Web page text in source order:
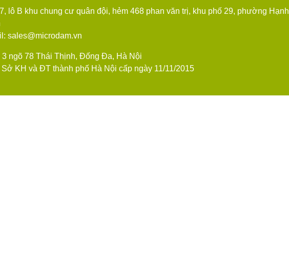
lô B khu chung cư quân đội, hẻm 468 phan văn trị, khu phố 29, phường Hạnh
sales@microdam.vn
3 ngõ 78 Thái Thịnh, Đống Đa, Hà Nội
KH và ĐT thành phố Hà Nội cấp ngày 11/11/2015